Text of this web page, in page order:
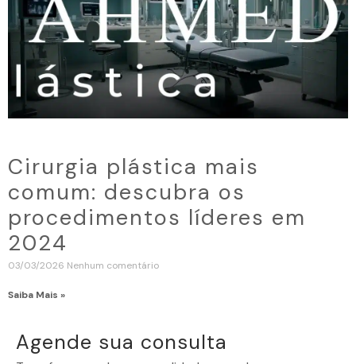
Cirurgia plástica mais
comum: descubra os
procedimentos líderes em
2024
03/03/2026 Nenhum comentário
Saiba Mais »
Agende sua consulta